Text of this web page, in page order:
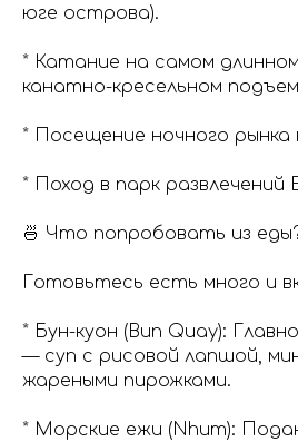
юге острова).
* Катание на самом
канатно-кресельном
* Посещение ночного рынка
* Поход в парк развлечений
🍜 Что попробовать из
Готовьтесь есть много и
* Бун-куон (Bun Quay):
— суп с рисовой лапшой,
жареными пирожками.
* Морские ежи (Nhum):